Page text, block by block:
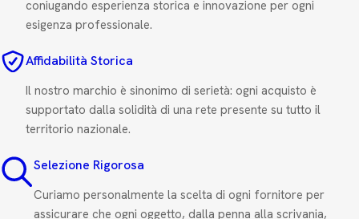
coniugando esperienza storica e innovazione per ogni
esigenza professionale.
Affidabilità Storica
Il nostro marchio è sinonimo di serietà: ogni acquisto è
supportato dalla solidità di una rete presente su tutto il
territorio nazionale.
Selezione Rigorosa
Curiamo personalmente la scelta di ogni fornitore per
assicurare che ogni oggetto, dalla penna alla scrivania,